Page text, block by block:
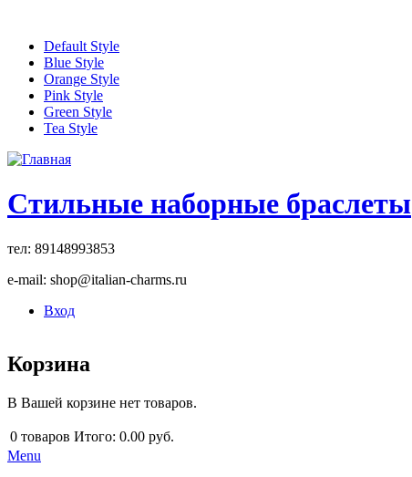
Default Style
Blue Style
Orange Style
Pink Style
Green Style
Tea Style
Стильные наборные браслеты
тел: 89148993853
e-mail: shop@italian-charms.ru
Вход
Корзина
В Вашей корзине нет товаров.
0 товаров Итого: 0.00 руб.
Menu